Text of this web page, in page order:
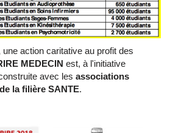
une action caritative au profit des
MEDECIN est, à l'initiative
avec les associations
la filière SANTE.